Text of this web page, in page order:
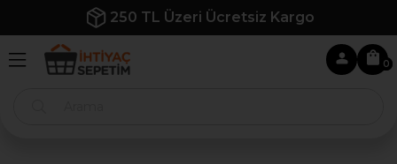
250 TL Üzeri Ücretsiz Kargo
0